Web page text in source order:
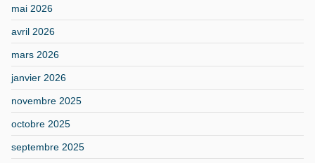
mai 2026
avril 2026
mars 2026
janvier 2026
novembre 2025
octobre 2025
septembre 2025